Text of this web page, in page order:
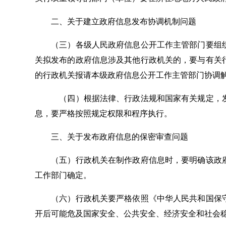
二、关于建立政府信息发布协调机制问题
（三）各级人民政府信息公开工作主管部门要组
关拟发布的政府信息涉及其他行政机关的，要与有
的行政机关报请本级政府信息公开工作主管部门协调
（四）根据法律、行政法规和国家有关规定，发
息，要严格按照规定权限和程序执行。
三、关于发布政府信息的保密审查问题
（五）行政机关在制作政府信息时，要明确该政
工作部门确定。
（六）行政机关要严格依照《中华人民共和国保
开后可能危及国家安全、公共安全、经济安全和社